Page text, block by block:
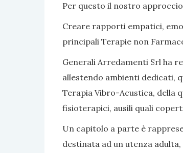
Per questo il nostro
Creare rapporti empatici,
principali Terapie non
Generali Arredamenti Srl ha
allestendo ambienti dedicati,
Terapia Vibro-Acustica, della
fisioterapici, ausili quali
Un capitolo a parte è
destinata ad un utenza